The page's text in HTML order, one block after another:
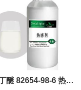
醚 82654-98-6 热感